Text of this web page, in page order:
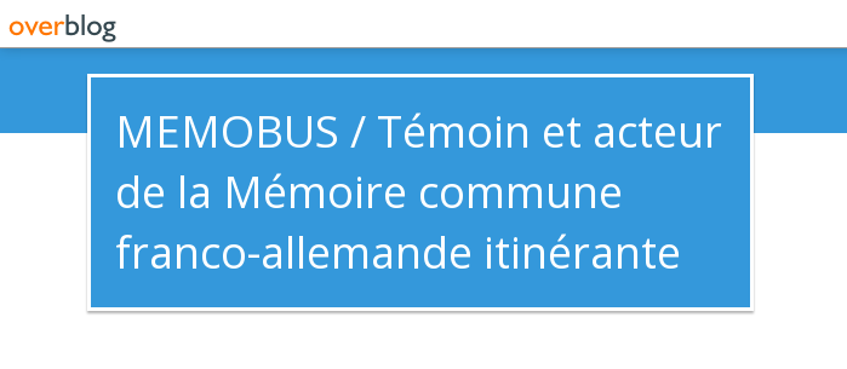
MEMOBUS / Témoin et acteur
de la Mémoire commune
franco-allemande itinérante